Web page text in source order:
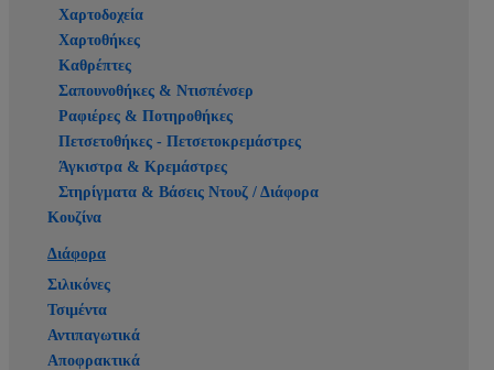
Χαρτοδοχεία
Χαρτοθήκες
Καθρέπτες
Σαπουνοθήκες & Ντισπένσερ
Ραφιέρες & Ποτηροθήκες
Πετσετοθήκες - Πετσετοκρεμάστρες
Άγκιστρα & Κρεμάστρες
Στηρίγματα & Βάσεις Ντουζ / Διάφορα
Κουζίνα
Διάφορα
Σιλικόνες
Τσιμέντα
Αντιπαγωτικά
Αποφρακτικά